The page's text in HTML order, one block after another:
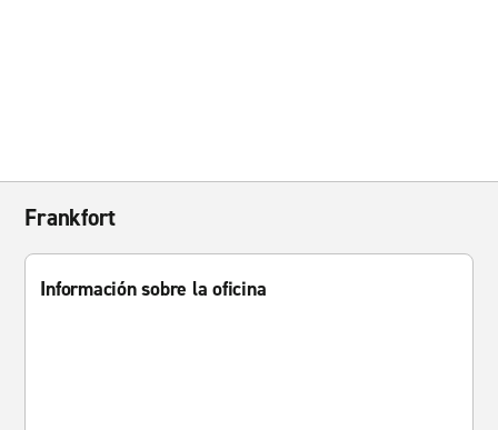
Frankfort
Información sobre la oficina